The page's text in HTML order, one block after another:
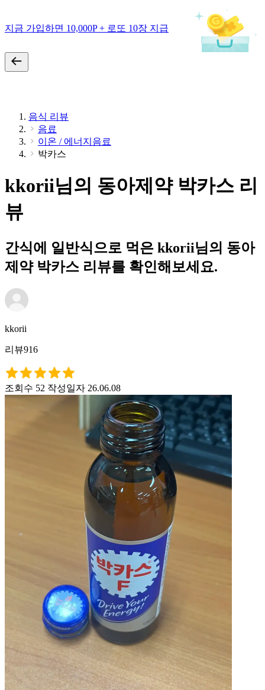
지금 가입하면 10,000P + 로또 10장 지급
음식 리뷰
음료
이온 / 에너지음료
박카스
kkorii님의 동아제약 박카스 리
뷰
간식에 일반식으로 먹은 kkorii님의 동아
제약 박카스 리뷰를 확인해보세요.
kkorii
리뷰916
조회수 52 작성일자 26.06.08